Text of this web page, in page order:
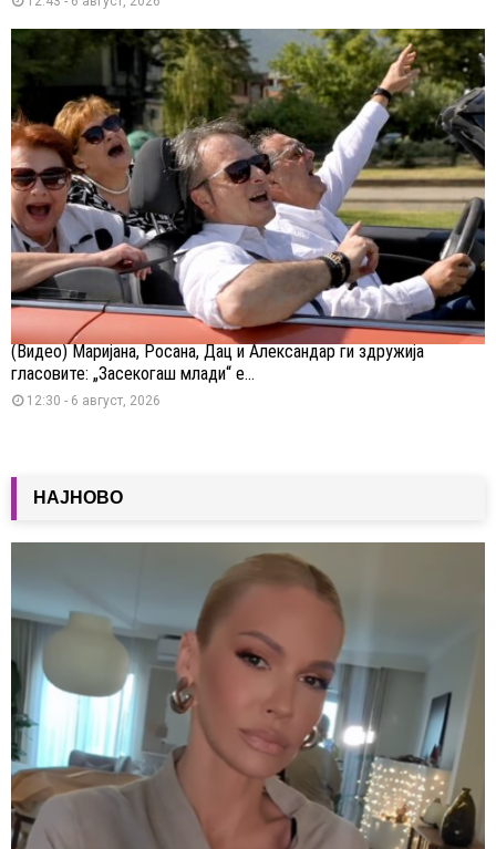
(Видео) Маријана, Росана, Дац и Александар ги здружија
гласовите: „Засекогаш млади“ е...
12:30 - 6 август, 2026
НАЈНОВО